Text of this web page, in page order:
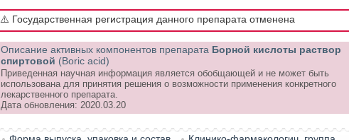
⚠️ Государственная регистрация данного препарата отменена
Описание активных компонентов препарата Борной кислоты раствор
спиртовой (Boric acid)
Приведенная научная информация является обобщающей и не может быть
использована для принятия решения о возможности применения конкретного
лекарственного препарата.
Дата обновления: 2020.03.20